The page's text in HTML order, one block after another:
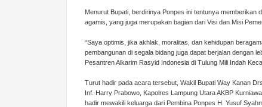
Menurut Bupati, berdirinya Ponpes ini tentunya
agamis, yang juga merupakan bagian dari Visi dan Misi
“Saya optimis, jika akhlak, moralitas, dan kehidupan
pembangunan di segala bidang juga dapat berjalan dengan
Pesantren Alkarim Rasyid Indonesia di Tulung Mili Indah
Turut hadir pada acara tersebut, Wakil Bupati Way Kanan
Inf. Harry Prabowo, Kapolres Lampung Utara AKBP
hadir mewakili keluarga dari Pembina Ponpes H. Yusuf